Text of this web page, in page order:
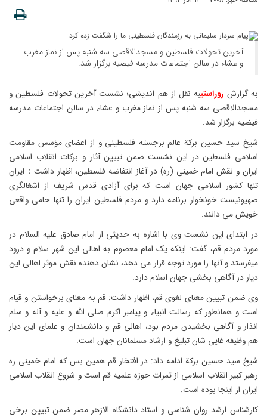
آخرین تحولات فلسطین و مسجدالاقصی سه شنبه پس از نماز مغرب
و عشاء در سالن اجتماعات مدرسه فیضیه برگزار شد.
به گزارش روراستیبه نقل از هم اندیشی؛ نشست آخرین تحولات فلسطین و
مسجدالاقصی سه شنبه پس از نماز مغرب و عشاء در سالن اجتماعات مدرسه
فیضیه برگزار شد.
شیخ سید حسین برکة عالم برجسته فلسطینی و از اعضای مؤسس مقاومت
اسلامی فلسطین در این نشست ضمن تبیین آثار و برکات انقلاب اسلامی
ایران و نقش امام خمینی (ره) در آغاز انتفاضه فلسطین، اظهار داشت：ایران
تنها کشور اسلامی جهان است که برای آزادی قدس شریف از اشغالگری
صهیونیست خونخوار برنامه دارد و مردم فلسطین ایران را تنها حامی واقعی
خویش می دانند.
در ابتدای این نشست وی با اشاره به حدیثی از امام صادق علیه السلام در
مورد مردم قم، گفت: اینکه یک امام معصوم به اهالی این شهر سلام و درود
میفرستد و آنها را مورد توجه قرار می دهد، نشان دهنده نقش موثر اهالی این
دیار در آگاهی بخشی جهان اسلام دارد.
وی ضمن تبیین معنای لغوی قم، اظهار داشت: قم به معنای برخواستن و قیام
است و همانطور که رسالت انبیاء و پیامبر اکرم صلی الله و علیه و آله و سلم
انذار و آگاهی بخشیدن مردم بود، اهالی قم و دانشمندان و علمای این دیار
هم وظیفه غایی شان تبلیغ و ارشاد مسلمانان جهان است.
شیخ سید حسین برکة ادامه داد: در افتخار قم همین بس که امام خمینی ره
رهبر کبیر انقلاب اسلامی از ثمرات حوزه علمیه قم است و شروع انقلاب اسلامی
ایران از اینجا بوده است.
کارشناس ارشد روان شناسی و استاد دانشگاه الازهر مصر ضمن تبیین برخی